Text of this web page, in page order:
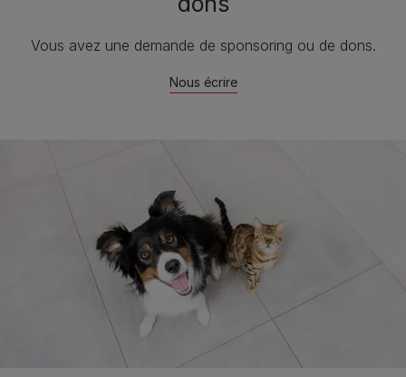
Vous avez une demande de sponsoring ou de dons.
Nous écrire